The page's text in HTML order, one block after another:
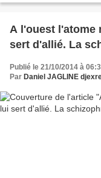
A l'ouest l'atome
sert d'allié. La
Publié le 21/10/2014 à
Par Daniel JAGLINE